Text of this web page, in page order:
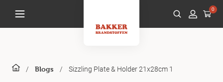
0
/ Blogs / Sizzling Plate & Holder 21x28cm 1